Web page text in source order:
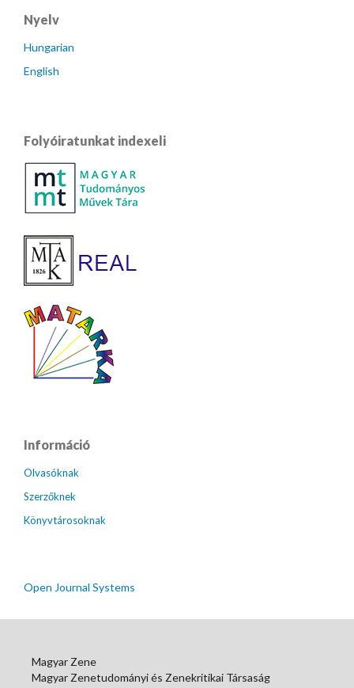
Nyelv
Hungarian
English
Folyóiratunkat indexeli
Információ
Olvasóknak
Szerzőknek
Könyvtárosoknak
Open Journal Systems
Magyar Zene
Magyar Zenetudományi és Zenekritikai Társaság